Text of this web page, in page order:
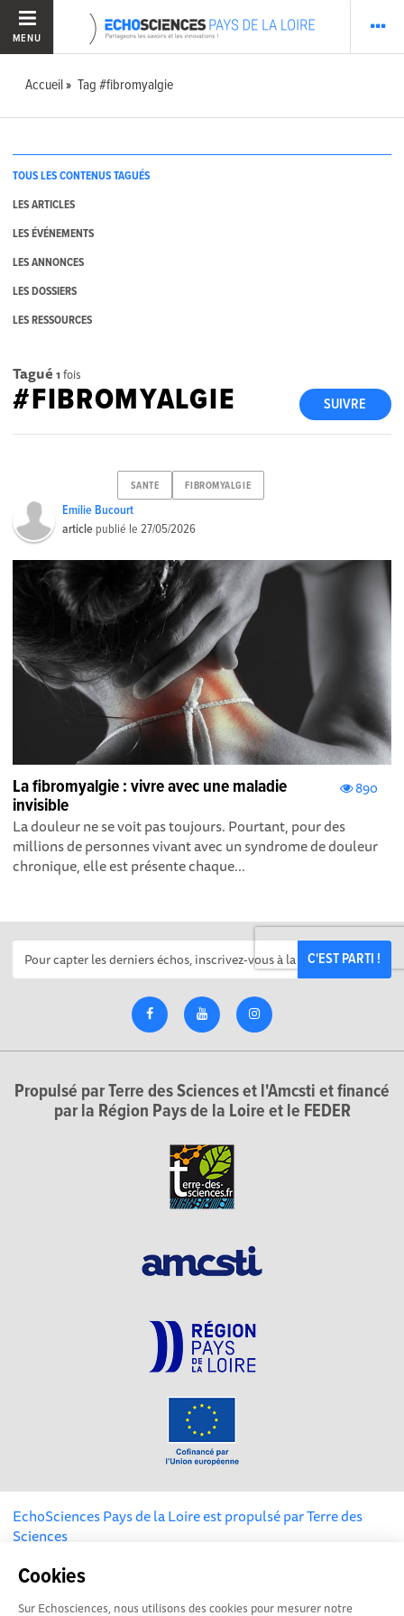
Cookies
Sur Echosciences, nous utilisons des cookies pour mesurer notre
MENU
Accueil Tag #fibromyalgie
TOUS LES CONTENUS TAGUÉS
LES ARTICLES
LES ÉVÉNEMENTS
LES ANNONCES
LES DOSSIERS
LES RESSOURCES
Tagué 1 fois
SUIVRE
#FIBROMYALGIE
SANTE FIBROMYALGIE
Emilie Bucourt
article publié le27/05/2026
890
La fibromyalgie : vivre avec une maladie
invisible
La douleur ne se voit pas toujours. Pourtant, pour des
millions de personnes vivant avec un syndrome de douleur
chronique, elle est présente chaque...
C'EST PARTI !
Propulsé par Terre des Sciences et l'Amcsti et financé
par la Région Pays de la Loire et le FEDER
EchoSciences Pays de la Loire est propulsé parTerre des
Sciences
Mentions légales
|Ligne éditoriale